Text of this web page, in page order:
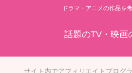
ドラマ・アニメの作品を
話題のTV・映画
サイト内でアフィリエイトプログ